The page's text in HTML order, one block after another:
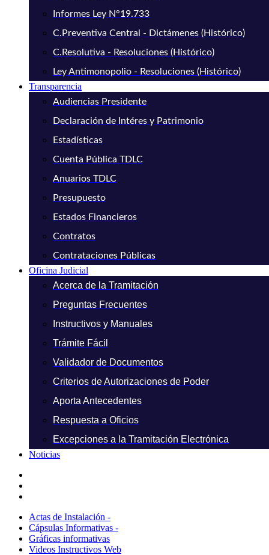
Informes Ley N°19.733
C.Preventiva Central - Dictámenes (Histórico)
C.Resolutiva - Resoluciones (Histórico)
Ley Antimonopolio - Resoluciones (Histórico)
Transparencia
Audiencias Presidente
Declaración de Intéres y Patrimonio
Estadísticas
Cuenta Pública TDLC
Anuarios TDLC
Presupuesto
Estados Financieros
Contratos
Contrataciones Públicas
Oficina Judicial
Acerca de la Tramitación
Preguntas Frecuentes
Instructivos y Manuales
Trámite Fácil
Validador de Documentos
Criterios de Autorizaciones de Poder
Aporta Antecedentes
Respuesta a Oficios
Excepciones a la Tramitación Electrónica
Noticias
Actas de Instalación -
Cápsulas Informativas -
Gráficas informativas
Videos Instructivos Web